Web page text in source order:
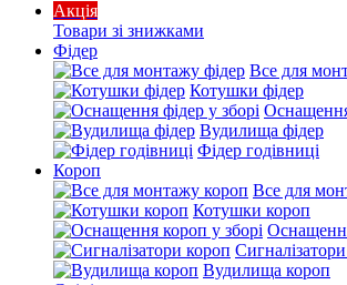
Акція
Товари зі знижками
Фідер
Все для
Котушки фідер
Оснащення
Вудилища фідер
Фідер годівниці
Короп
Все для
Котушки короп
Вудилища короп